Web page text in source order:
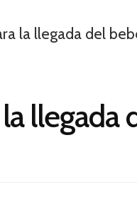
llegada